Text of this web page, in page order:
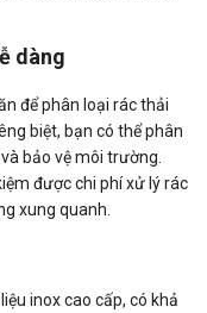
dàng
để phân loại rác thải
biệt, bạn có thể phân
bảo vệ môi trường.
được chi phí xử lý rác
xung quanh.
inox cao cấp, có khả